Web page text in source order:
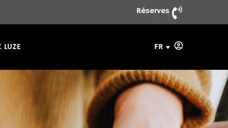
Réserves
LUZE FR